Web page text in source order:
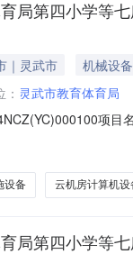
局第四小学等
｜灵武市
机械设备
灵武市教育体育局
项目
者个人对以上公示
设备 云机房计算机设
局第四小学等